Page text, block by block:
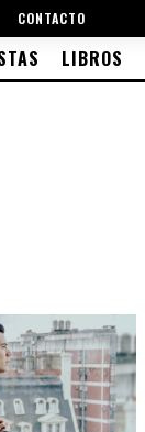
CONTACTO
LIBROS